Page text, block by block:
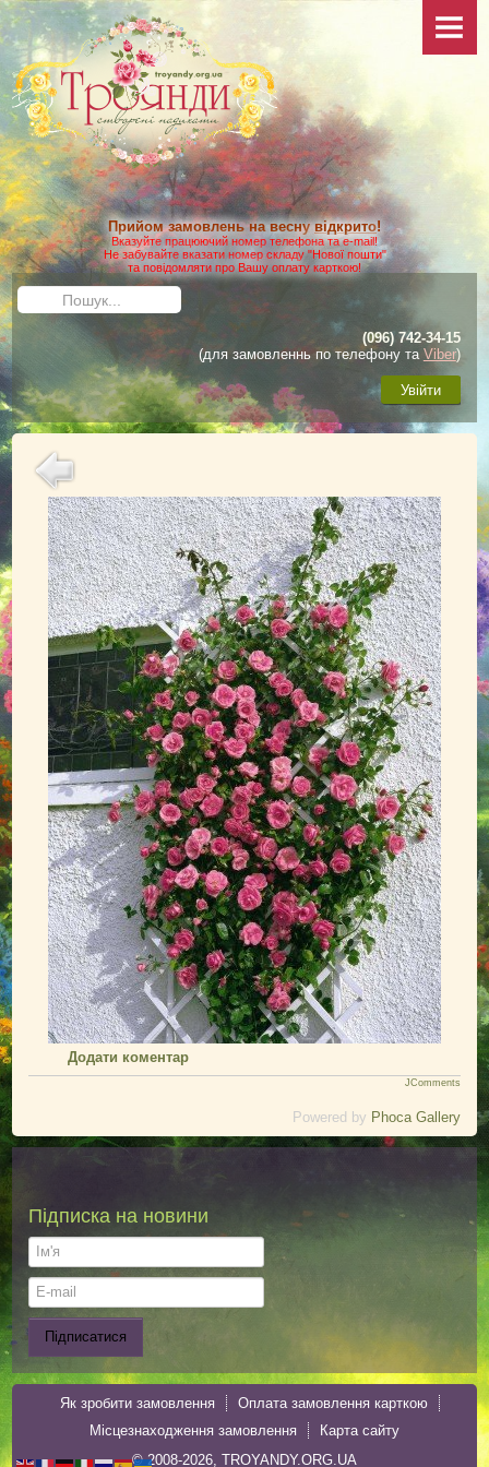
НОВИНИ
ПРО САЙТ
КОЛЕКЦІЯ
ФОТО
Ваші фото
Додаткові фото
КАТАЛОГ
Умови виконання замовлення
Доставка та оплата
Як зробити замовлення
Загальні матеріали
Посадка троянд
Обрізування троянд
Підживлення троянд
Поливання троянд
Підготовка до зими
Шкідники троянд
Болезни и вредители (фото)
Обрані посилання
АДРЕСА
КОНТАКТИ
ВІДГУКИ
Прийом замовлень на веснувідкрито!
Вказуйте працюючий номер телефона та e-mail!
Не забувайте вказати номер складу "Нової пошти"
та повідомляти про Вашу оплату карткою!
Пошук...
(096) 742-34-15
(для замовленнь по телефону та Viber)
Увійти
Додати коментар
JComments
Powered by Phoca Gallery
Підписка на новини
Як зробити замовлення
Оплата замовлення карткою
Місцезнаходження замовлення
Карта сайту
© 2008-2026, TROYANDY.ORG.UA